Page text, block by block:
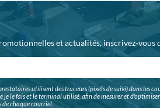
et actualités, inscrivez-vous
utilisent des traceurs (pixels de suivi) dans les
je le fais et le terminal utilisé, afin de mesurer et
de chaque courriel.